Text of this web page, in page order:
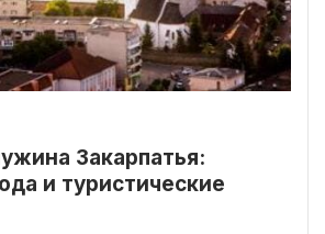
Закарпатья:
и туристические